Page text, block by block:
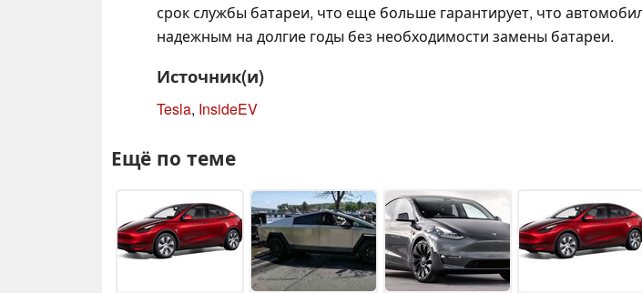
срок службы батареи, что еще больше гарантирует, что
надежным на долгие годы без необходимости замены батареи.
Источник(и)
Tesla, InsideEV
Ещё по теме